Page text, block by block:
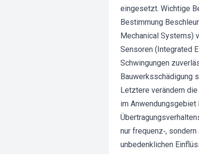
eingesetzt. Wichtige
Bestimmung
Mechanical Systems)
Sensoren (Integrated
Schwingungen
Bauwerksschädigung
Letztere verändern
im Anwendungsgebiet
nur frequenz‐,
unbedenklichen